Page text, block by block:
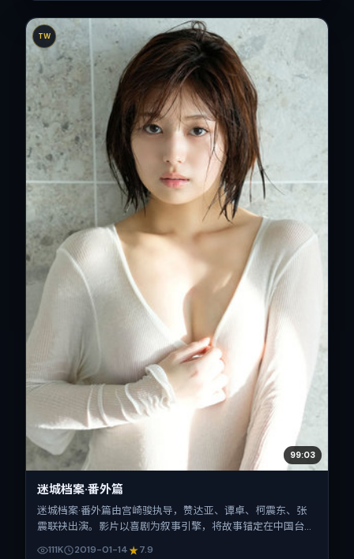
TW
99:03
迷城档案·番外篇
迷城档案·番外篇由宫崎骏执导，赞达亚、谭卓、柯震东、张
震联袂出演。影片以喜剧为叙事引擎，将故事锚定在中国台
111K 2019-01-14 7.9